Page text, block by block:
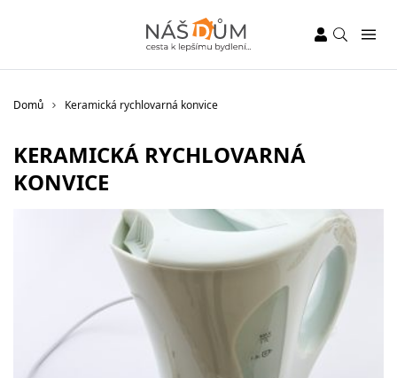
Domů Keramická rychlovarná konvice
KERAMICKÁ RYCHLOVARNÁ
KONVICE